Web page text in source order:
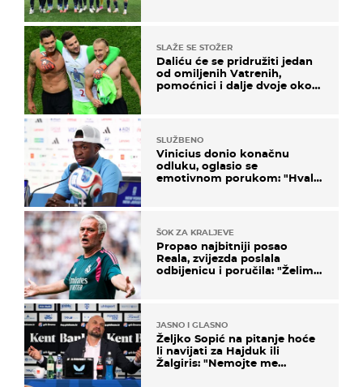
SLAŽE SE STOŽER
Daliću će se pridružiti jedan
od omiljenih Vatrenih,
pomoćnici i dalje dvoje oko
SLUŽBENO
Vinicius donio konačnu
odluku, oglasio se
emotivnom porukom: "Hvala
ŠOK ZA KRALJEVE
Propao najbitniji posao
Reala, zvijezda poslala
odbijenicu i poručila: "Želim
JASNO I GLASNO
Željko Sopić na pitanje hoće
li navijati za Hajduk ili
Žalgiris: "Nemojte me